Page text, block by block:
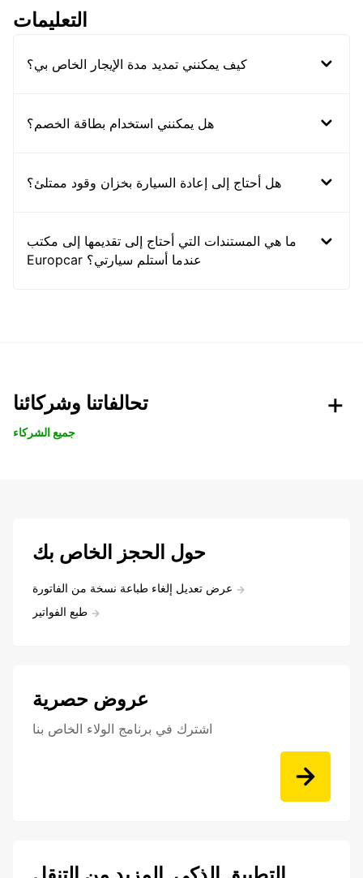
التعليمات
كيف يمكنني تمديد مدة الإيجار الخاص بي؟
هل يمكنني استخدام بطاقة الخصم؟
هل أحتاج إلى إعادة السيارة بخزان وقود ممتلئ؟
ما هي المستندات التي أحتاج إلى تقديمها إلى مكتب
Europcar عندما أستلم سيارتي؟
تحالفاتنا وشركائنا
جميع الشركاء
حول الحجز الخاص بك
عرض تعديل إلغاء طباعة نسخة من الفاتورة
طبع الفواتير
عروض حصرية
اشترك في برنامج الولاء الخاص بنا